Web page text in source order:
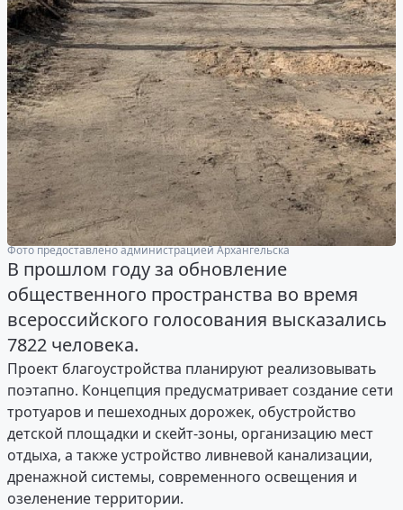
Фото предоставлено администрацией Архангельска
В прошлом году за обновление
общественного пространства во время
всероссийского голосования высказались
7822 человека.
Проект благоустройства планируют реализовывать
поэтапно. Концепция предусматривает создание сети
тротуаров и пешеходных дорожек, обустройство
детской площадки и скейт-зоны, организацию мест
отдыха, а также устройство ливневой канализации,
дренажной системы, современного освещения и
озеленение территории.